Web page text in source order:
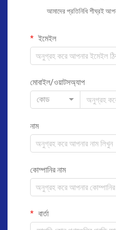
আমাদের প্রতিনিধি শীঘ্রই
ইমেইল
মোবাইল/ওয়াটসঅ্যাপ
কোড
নাম
কোম্পানির নাম
বার্তা